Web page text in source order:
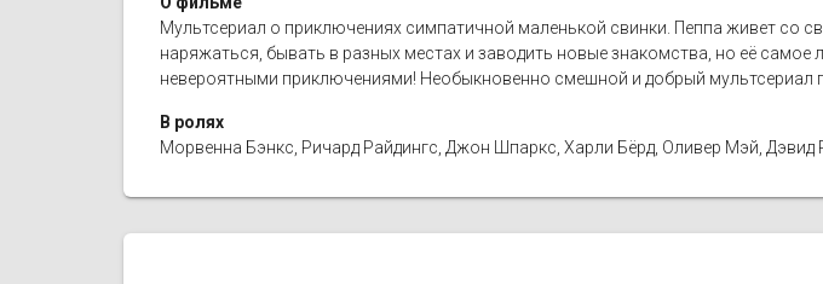
Мультсериал о приключениях симпатичной маленькой свинки. Пеппа живет со
наряжаться, бывать в разных местах и заводить новые знакомства, но её
невероятными приключениями! Необыкновенно смешной и добрый мультсериал
В ролях
Морвенна Бэнкс, Ричард Райдингс, Джон Шпаркс, Харли Бёрд, Оливер Мэй, Дэвид